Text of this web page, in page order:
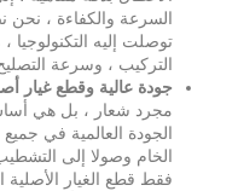
السرعة والكفاءة ، نحن
توصلت إليه
التركيب ، وسرعة التصليح
جودة عالية وقطع غيار أصلية
مجرد شعار ، بل هي
الجودة العالمية في
الخام وصولا إلى
فقط قطع الغيار